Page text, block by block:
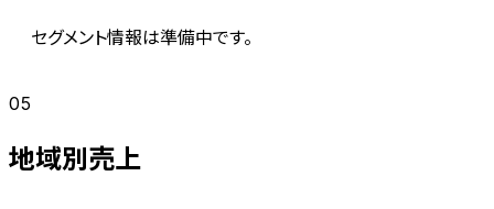
セグメント情報は準備中です。
05
地域別売上